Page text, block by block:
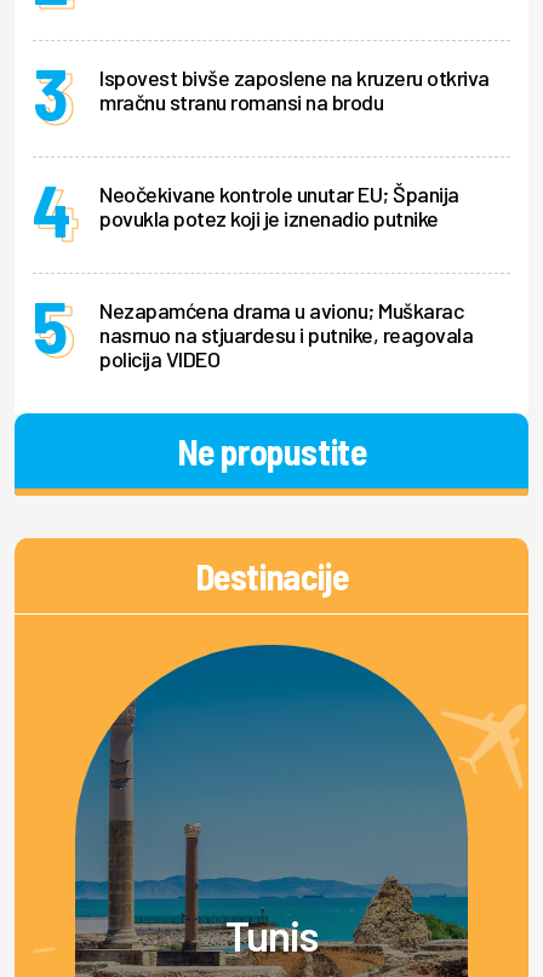
Ispovest bivše zaposlene na kruzeru otkriva
mračnu stranu romansi na brodu
Neočekivane kontrole unutar EU; Španija
povukla potez koji je iznenadio putnike
Nezapamćena drama u avionu; Muškarac
nasrnuo na stjuardesu i putnike, reagovala
policija VIDEO
Ne propustite
Destinacije
Tunis